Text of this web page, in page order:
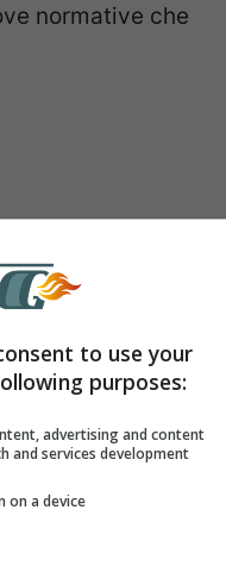
normative che
di un
che sono
che non
rischio di
to use your
purposes:
advertising and content
and services development
on a device